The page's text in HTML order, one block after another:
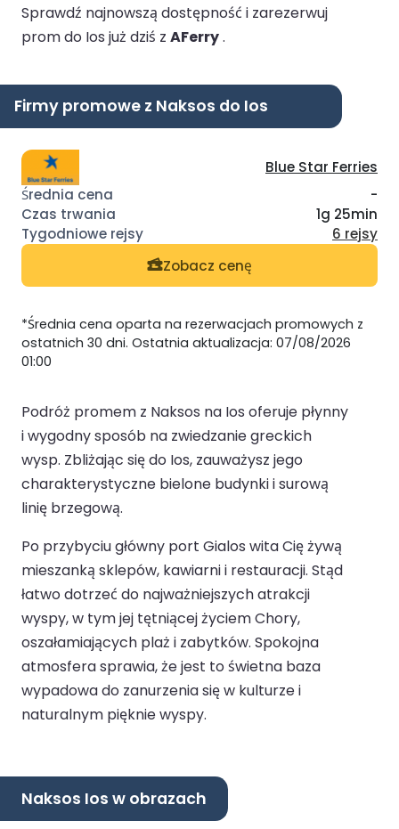
Sprawdź najnowszą dostępność i zarezerwuj
prom do Ios już dziś z AFerry.
Firmy promowe z Naksos do Ios
Blue Star Ferries
-
1g 25min
6 rejsy
Zobacz cenę
*Średnia cena oparta na rezerwacjach promowych z
ostatnich 30 dni. Ostatnia aktualizacja: 07/08/2026
01:00
Podróż promem z Naksos na Ios oferuje płynny
i wygodny sposób na zwiedzanie greckich
wysp. Zbliżając się do Ios, zauważysz jego
charakterystyczne bielone budynki i surową
linię brzegową.
Po przybyciu główny port Gialos wita Cię żywą
mieszanką sklepów, kawiarni i restauracji. Stąd
łatwo dotrzeć do najważniejszych atrakcji
wyspy, w tym jej tętniącej życiem Chory,
oszałamiających plaż i zabytków. Spokojna
atmosfera sprawia, że jest to świetna baza
wypadowa do zanurzenia się w kulturze i
naturalnym pięknie wyspy.
Naksos Ios w obrazach